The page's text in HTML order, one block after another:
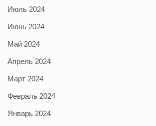
Июль 2024
Июнь 2024
Май 2024
Апрель 2024
Март 2024
Февраль 2024
Январь 2024